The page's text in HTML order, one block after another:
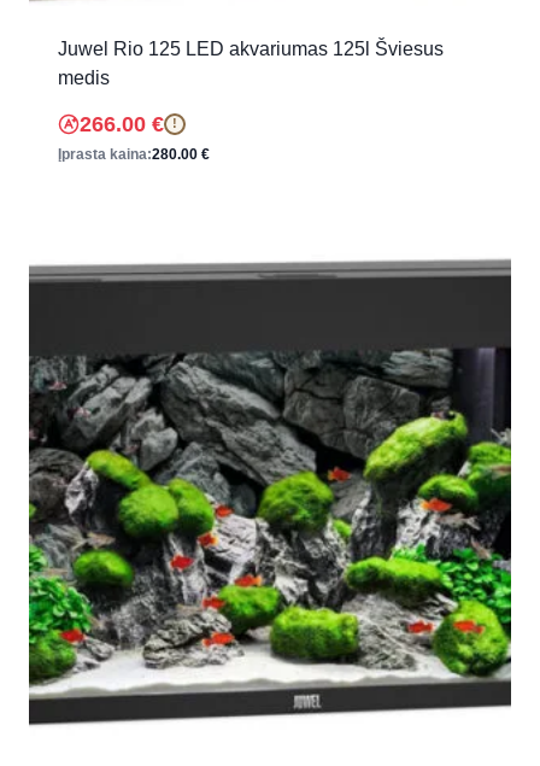
Juwel Rio 125 LED akvariumas 125l Šviesus
medis
266.00 € !
Įprasta kaina:280.00 €